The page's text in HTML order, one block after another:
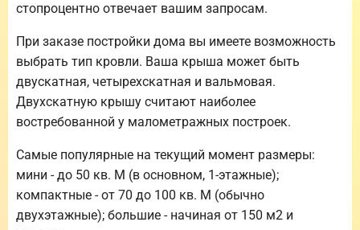
стопроцентно отвечает вашим запросам.
При заказе постройки дома вы имеете возможность
выбрать тип кровли. Ваша крыша может быть
двускатная, четырехскатная и вальмовая.
Двухскатную крышу считают наиболее
востребованной у малометражных построек.
Самые популярные на текущий момент размеры:
мини - до 50 кв. М (в основном, 1-этажные);
компактные - от 70 до 100 кв. М (обычно
двухэтажные); большие - начиная от 150 м2 и